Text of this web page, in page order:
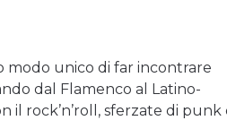
modo unico di far incontrare
dal Flamenco al Latino-
il rock’n’roll, sferzate di punk